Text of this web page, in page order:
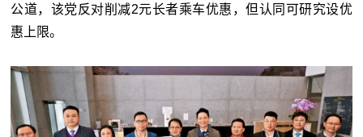
公道，该党反对削减2元长者乘车优惠，但认同可研究设优
惠上限。